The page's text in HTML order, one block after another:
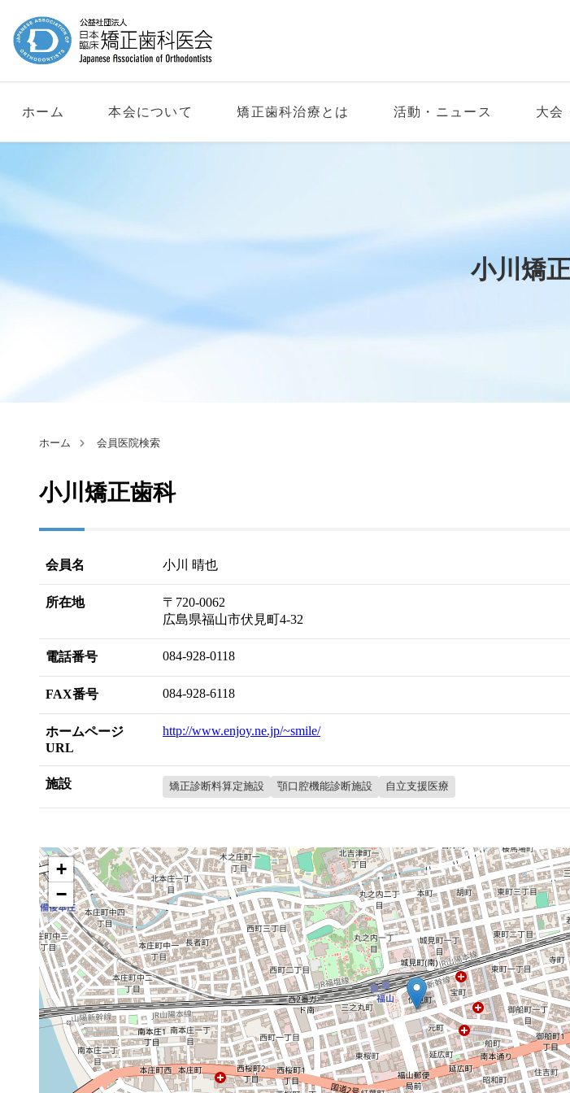
ホーム 本会について 矯正歯科治療とは 活動・ニュース 大会
小川矯
ホーム 会員医院検索
小川矯正歯科
会員名 小川 晴也
所在地
〒720-0062
広島県福山市伏見町4-32
電話番号 084-928-0118
FAX番号 084-928-6118
ホームページ
URL
http://www.enjoy.ne.jp/~smile/
施設 矯正診断料算定施設 顎口腔機能診断施設 自立支援医療
+
−